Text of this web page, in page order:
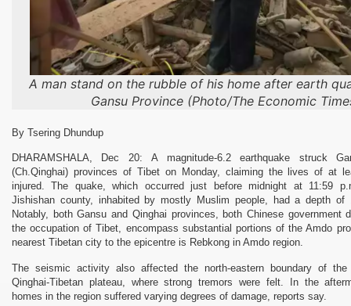
A man stand on the rubble of his home after earth
Gansu Province (Photo/The Economic
By Tsering Dhundup
DHARAMSHALA, Dec 20:A magnitude-6.2 earthquake struck
(Ch.Qinghai) provinces of Tibet on Monday, claiming the lives of at
injured. The quake, which occurred just before midnight at 11:59
Jishishan county, inhabited by mostly Muslim people, had a depth
Notably, both Gansu and Qinghai provinces, both Chinese government
the occupation of Tibet, encompass substantial portions of the Amdo
nearest Tibetan city to the epicentre is Rebkong in Amdo region.
The seismic activity also affected the north-eastern boundary of
Qinghai-Tibetan plateau, where strong tremors were felt. In the
homes in the region suffered varying degrees of damage, reports say.